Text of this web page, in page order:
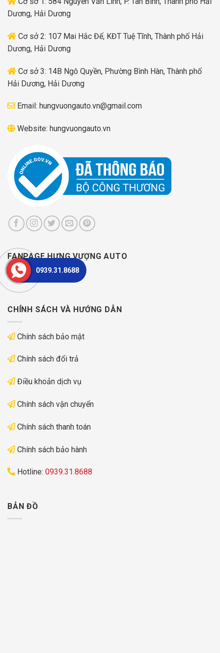
Dương, Hải Dương
Cơ sở 2: 107 Mai Hắc Đế, KĐT Tuệ Tĩnh, Thành phố Hải
Dương, Hải Dương
Cơ sở 3: 14B Ngô Quyền, Phường Bình Hàn, Thành phố
Hải Dương, Hải Dương
Email: hungvuongauto.vn@gmail.com
Website: hungvuongauto.vn
FANPAGE HƯNG VƯỢNG AUTO
CHÍNH SÁCH VÀ HƯỚNG DẪN
Chính sách bảo mật
Chính sách đổi trả
Điều khoản dịch vụ
Chính sách vận chuyển
Chính sách thanh toán
Chính sách bảo hành
Hotline: 0939.31.8688
BẢN ĐỒ
0939.31.8688